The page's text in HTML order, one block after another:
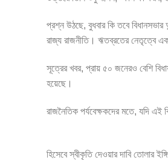
প্রশ্ন উঠছে, বুধবার কি তবে
রাজ্য রাজনীতি। ঋতব্রতের নেতৃত্বে
সূত্রের খবর, প্রায় ৫০ জনেরও বেশি
হয়েছে।
রাজনৈতিক পর্যবেক্ষকদের মতে, যদি এই
হিসেবে স্বীকৃতি দেওয়ার দাবি তোলার